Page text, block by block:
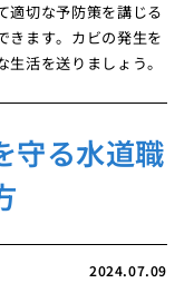
適切な予防策を講じる
きます。カビの発生を
活を送りましょう。
守る水道職
2024.07.09